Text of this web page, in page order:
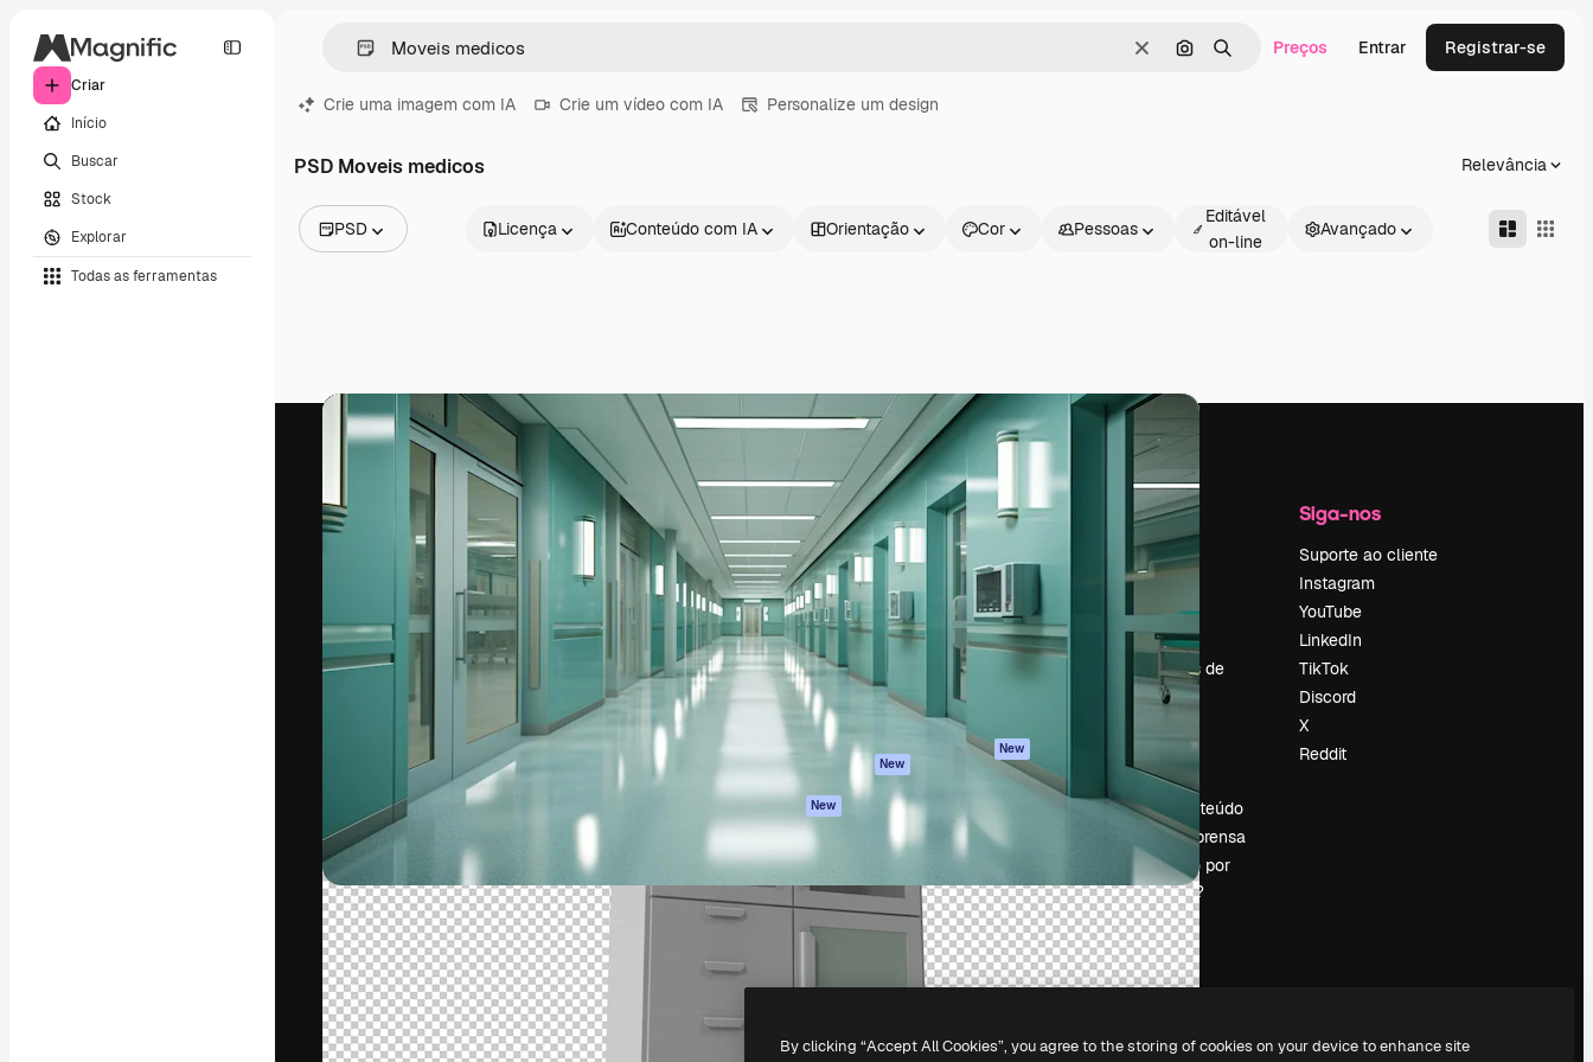
Criar
Início
Buscar
Stock
Explorar
Todas as ferramentas
LimparPesquisar por imagem
BuscarPreços Entrar Registrar-se
Crie uma imagem com IA Crie um vídeo com IA Personalize um design
PSD Moveis medicos Relevância
PSD
Vídeos
Clipes de vídeo
Animações
Modelos de vídeos
Modelos 3D
Fontes
Licença Conteúdo com IA Orientação Cor Pessoas
Editável
on-line
Avançado
A plataforma criativa para você direcionar
seu melhor trabalho. Mais de 1 milhão de
assinantes entre criativos, empresas,
agências e estúdios.
Português
Produtos
Spaces
Assistente de IA
Gerador de
imagens
Gerador de vídeos
Texto para voz
Conteúdo de stock
Claude/ChatGPT
New
New
App móvel
Todas as
ferramentas
Começar
Academy
Documentação
Atendimento
Termos e
condições
Política de
privacidade
Originais New
Política de cookies
confiabilidade
Afiliados
Empresas
Empresa
Preços
Sobre nós
Reviews
Emprego
Tendências de
pesquisa
Slidesgo
Vender conteúdo
Sala de imprensa
Procurando por
magnific.ai?
Siga-nos
Suporte ao cliente
Instagram
YouTube
LinkedIn
TikTok
Discord
X
Reddit
Copyright © 2010-2026Freepik Company S.L.U. Todos os direitos reservados.
By clicking “Accept All Cookies”, you agree to the storing of cookies on your device to enhance site